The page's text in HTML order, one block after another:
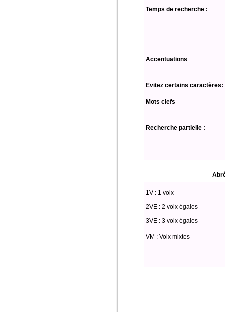
Temps de recherche :
Accentuations
Evitez certains caractères:
Mots clefs
Recherche partielle :
1V : 1 voix
2VE : 2 voix égales
3VE : 3 voix égales
VM : Voix mixtes